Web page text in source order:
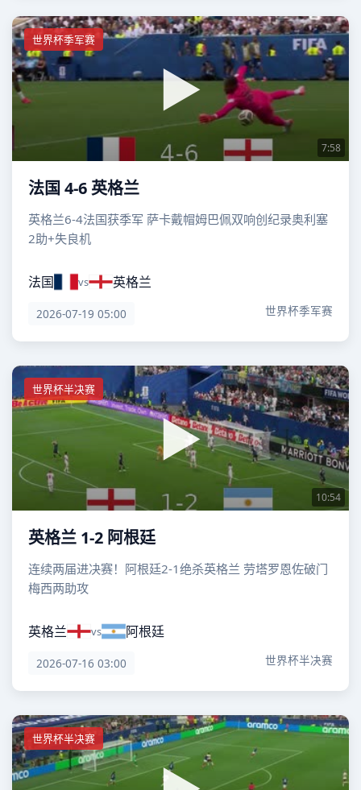
世界杯季军赛
7:58
法国 4-6 英格兰
英格兰6-4法国获季军 萨卡戴帽姆巴佩双响创纪录奥利塞
2助+失良机
法国 vs 英格兰
2026-07-19 05:00 世界杯季军赛
世界杯半决赛
10:54
英格兰 1-2 阿根廷
连续两届进决赛！阿根廷2-1绝杀英格兰 劳塔罗恩佐破门
梅西两助攻
英格兰 vs 阿根廷
2026-07-16 03:00 世界杯半决赛
世界杯半决赛